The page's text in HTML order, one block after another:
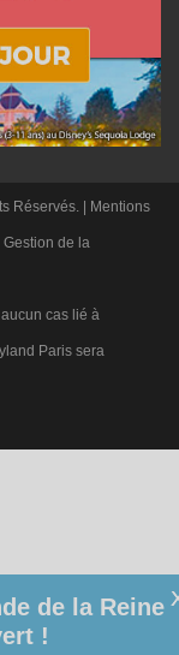
Réservés. | Mentions
Gestion de la
cas lié à
Paris sera
de la Reine
!